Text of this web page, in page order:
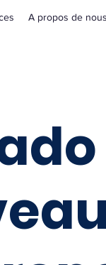
A propos de